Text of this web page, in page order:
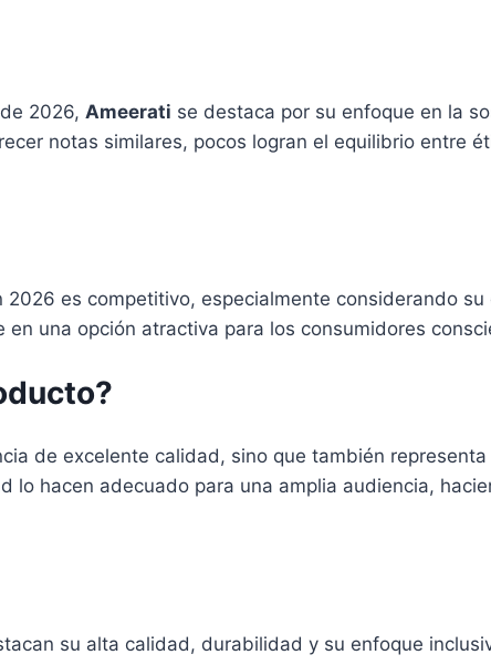
2026, Ameerati se destaca por su enfoque en la
notas similares, pocos logran el equilibrio entre
2026 es competitivo, especialmente considerando
una opción atractiva para los consumidores
de excelente calidad, sino que también
lo hacen adecuado para una amplia audiencia,
su alta calidad, durabilidad y su enfoque